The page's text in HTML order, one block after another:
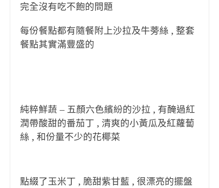
完全沒有吃不飽的問題
每份餐點都有隨餐附上沙拉及牛蒡絲 , 整套
餐點其實滿豐盛的
純粹鮮蔬 – 五顏六色繽紛的沙拉 , 有醃過紅
潤帶酸甜的番茄丁 , 清爽的小黃瓜及紅蘿蔔
絲 , 和份量不少的花椰菜
點綴了玉米丁 , 脆甜紫甘藍 , 很漂亮的擺盤